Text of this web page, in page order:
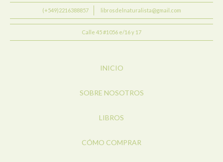
(+549)2216388857 librosdelnaturalista@gmail.com
Calle 45 #1056 e/16 y 17
INICIO
SOBRE NOSOTROS
LIBROS
CÓMO COMPRAR